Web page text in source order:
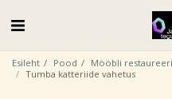
Esileht Pood
Mööbli
Tumba katteriide vahetus